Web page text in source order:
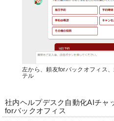
左から、頼友forバックオフィス
テル
社内ヘルプデスク自動化AIチャ
forバックオフィス